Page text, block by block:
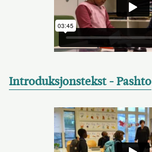
Introduksjonstekst - Pashto